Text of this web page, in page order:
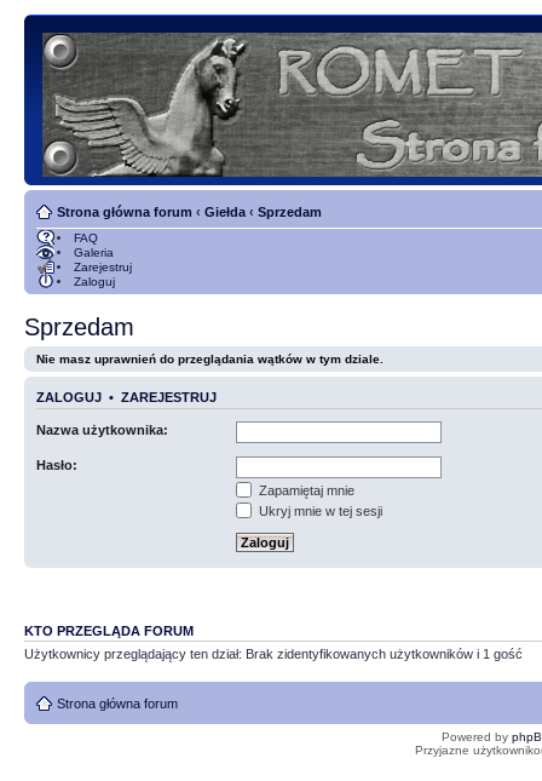
Strona główna forum ‹ Giełda ‹ Sprzedam
FAQ
Galeria
Zarejestruj
Zaloguj
Sprzedam
Nie masz uprawnień do przeglądania wątków w tym dziale.
ZALOGUJ • ZAREJESTRUJ
Nazwa użytkownika:
Hasło:
Zapamiętaj mnie
Ukryj mnie w tej sesji
KTO PRZEGLĄDA FORUM
Użytkownicy przeglądający ten dział: Brak zidentyfikowanych użytkowników i 1 gość
Strona główna forum
Powered by
Przyjazne